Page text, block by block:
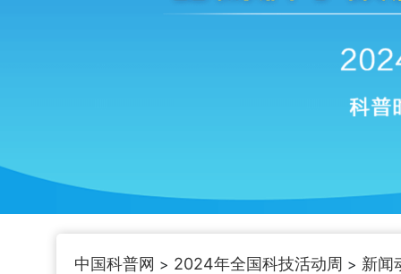
中国科普网 > 2024年全国科技活动周 > 新闻